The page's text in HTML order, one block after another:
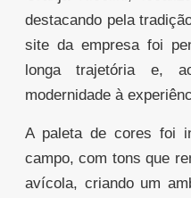
destacando pela
site da empresa foi
longa trajetória e,
modernidade à
A paleta de cores foi
campo, com tons que
avícola, criando um